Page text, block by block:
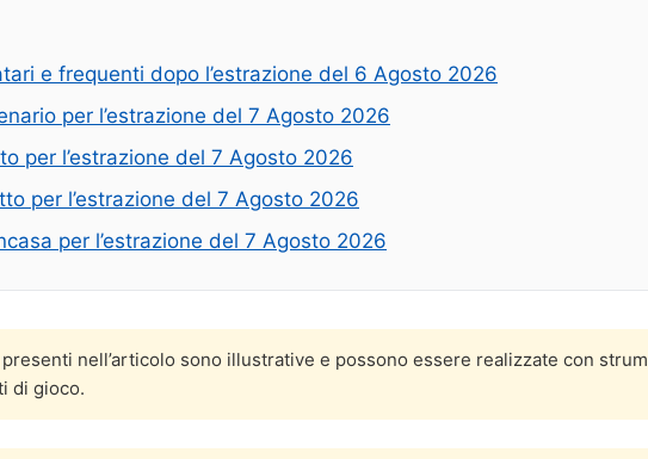
e frequenti dopo l’estrazione del 6 Agosto 2026
per l’estrazione del 7 Agosto 2026
per l’estrazione del 7 Agosto 2026
per l’estrazione del 7 Agosto 2026
per l’estrazione del 7 Agosto 2026
nell’articolo sono illustrative e possono essere realizzate con
di gioco.